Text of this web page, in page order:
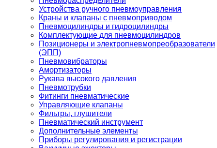
Устройства ручного пневмоуправления
Краны и клапаны с пневмоприводом
Пневмоцилиндры и гидроцилиндры
Комплектующие для пневмоцилиндров
Позиционеры и электропневмопреобразователи
(ЭПП)
Пневмовибраторы
Амортизаторы
Рукава высокого давления
Пневмотрубки
Фитинги пневматические
Управляющие клапаны
Фильтры, глушители
Пневматический инструмент
Дополнительные элементы
Приборы регулирования и регистрации